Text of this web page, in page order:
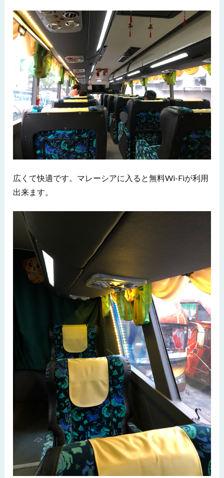
広くて快適です。マレーシアに入ると無料Wi-Fiが利用
出来ます。